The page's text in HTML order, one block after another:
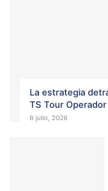
La estrategia
TS Tour Operador
6 julio, 2026